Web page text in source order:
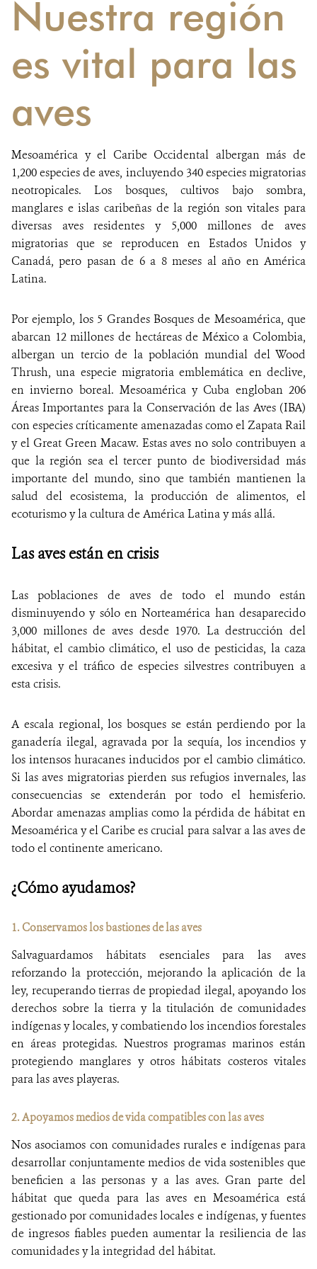
Nuestra región
es vital para las
aves
Mesoamérica y el Caribe Occidental albergan más de
1,200 especies de aves, incluyendo 340 especies migratorias
neotropicales. Los bosques, cultivos bajo sombra,
manglares e islas caribeñas de la región son vitales para
diversas aves residentes y 5,000 millones de aves
migratorias que se reproducen en Estados Unidos y
Canadá, pero pasan de 6 a 8 meses al año en América
Latina.
Por ejemplo, los 5 Grandes Bosques de Mesoamérica, que
abarcan 12 millones de hectáreas de México a Colombia,
albergan un tercio de la población mundial del Wood
Thrush, una especie migratoria emblemática en declive,
en invierno boreal. Mesoamérica y Cuba engloban 206
Áreas Importantes para la Conservación de las Aves (IBA)
con especies críticamente amenazadas como el Zapata Rail
y el Great Green Macaw. Estas aves no solo contribuyen a
que la región sea el tercer punto de biodiversidad más
importante del mundo, sino que también mantienen la
salud del ecosistema, la producción de alimentos, el
ecoturismo y la cultura de América Latina y más allá.
Las aves están en crisis
Las poblaciones de aves de todo el mundo están
disminuyendo y sólo en Norteamérica han desaparecido
3,000 millones de aves desde 1970. La destrucción del
hábitat, el cambio climático, el uso de pesticidas, la caza
excesiva y el tráfico de especies silvestres contribuyen a
esta crisis.
A escala regional, los bosques se están perdiendo por la
ganadería ilegal, agravada por la sequía, los incendios y
los intensos huracanes inducidos por el cambio climático.
Si las aves migratorias pierden sus refugios invernales, las
consecuencias se extenderán por todo el hemisferio.
Abordar amenazas amplias como la pérdida de hábitat en
Mesoamérica y el Caribe es crucial para salvar a las aves de
todo el continente americano.
¿Cómo ayudamos?
1. Conservamos los bastiones de las aves
Salvaguardamos hábitats esenciales para las aves
reforzando la protección, mejorando la aplicación de la
ley, recuperando tierras de propiedad ilegal, apoyando los
derechos sobre la tierra y la titulación de comunidades
indígenas y locales, y combatiendo los incendios forestales
en áreas protegidas. Nuestros programas marinos están
protegiendo manglares y otros hábitats costeros vitales
para las aves playeras.
2. Apoyamos medios de vida compatibles con las aves
Nos asociamos con comunidades rurales e indígenas para
desarrollar conjuntamente medios de vida sostenibles que
beneficien a las personas y a las aves. Gran parte del
hábitat que queda para las aves en Mesoamérica está
gestionado por comunidades locales e indígenas, y fuentes
de ingresos fiables pueden aumentar la resiliencia de las
comunidades y la integridad del hábitat.